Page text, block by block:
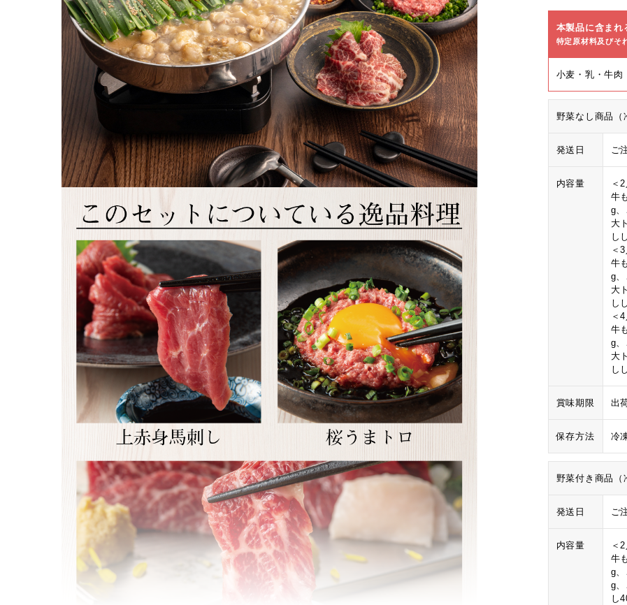
本製品に含まれ
特定原材料及びそ
小麦・乳・牛肉
野菜なし商品（
発送日 ご
内容量
＜
牛
g
大
し
＜
牛
g
大
し
＜
牛
g
大
し
賞味期限 出
保存方法 冷
野菜付き商品（
発送日 ご
内容量
＜
牛
g
g
し